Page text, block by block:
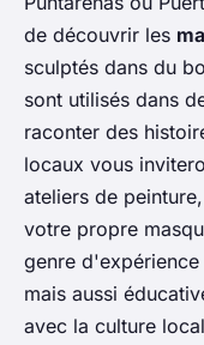
de découvrir les
sculptés dans du
sont utilisés dans
raconter des
locaux vous
ateliers de
votre propre
genre d'expérience
mais aussi
avec la culture